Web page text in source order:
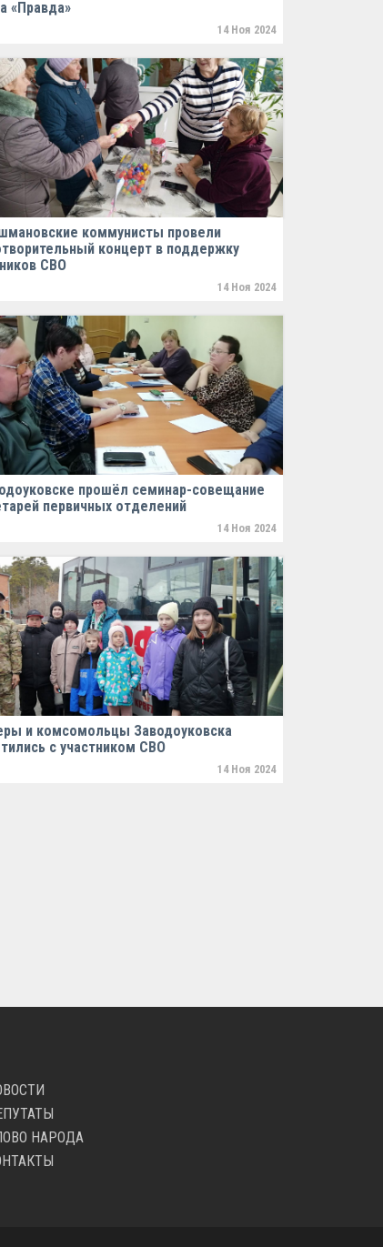
«Правда»
14 Ноя 2024
коммунисты провели
концерт в поддержку
СВО
14 Ноя 2024
прошёл семинар-совещание
первичных отделений
14 Ноя 2024
и комсомольцы Заводоуковска
с участником СВО
14 Ноя 2024
НАРОДА